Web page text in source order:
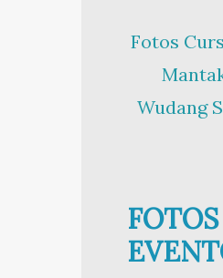
Fotos
Wudang